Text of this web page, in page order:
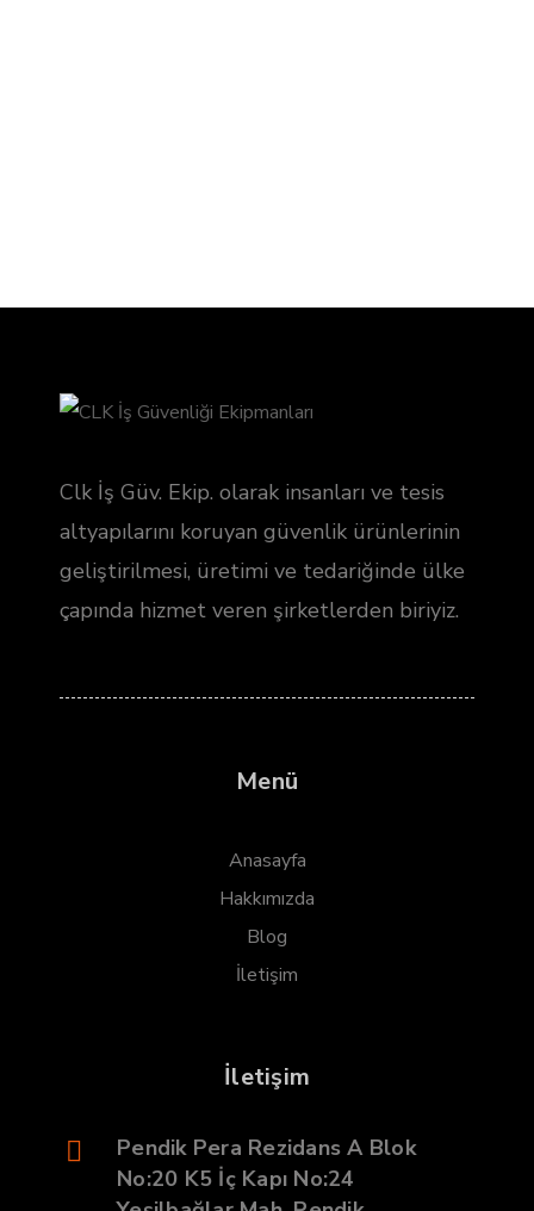
Clk İş Güv. Ekip. olarak insanları ve tesis
altyapılarını koruyan güvenlik ürünlerinin
geliştirilmesi, üretimi ve tedariğinde ülke
çapında hizmet veren şirketlerden biriyiz.
Menü
Anasayfa
Hakkımızda
Blog
İletişim
İletişim
Pendik Pera Rezidans A Blok
No:20 K5 İç Kapı No:24